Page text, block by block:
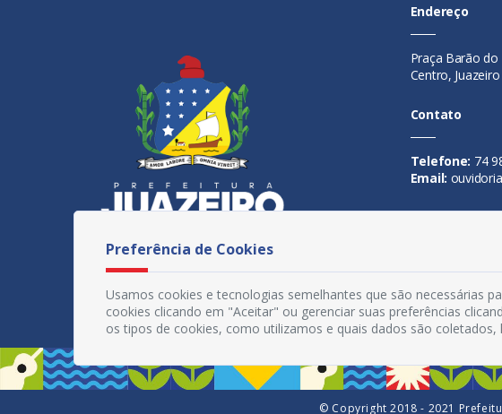
Endereço
Praça Barão do
Centro,
Contato
Telefone: 74
Email:
Horário De
© Copyright 2018 - 2021
Preferência de Cookies
Usamos cookies e tecnologias semelhantes que são necessárias
cookies clicando em "Aceitar" ou gerenciar suas preferências
os tipos de cookies, como utilizamos e quais dados são coletados,